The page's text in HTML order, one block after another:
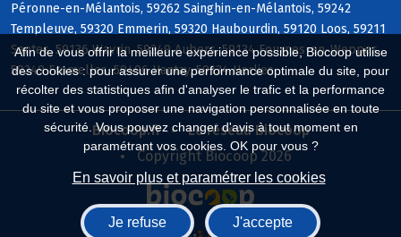
Afin de vous offrir la meilleure expérience possible, Biocoop utilise
des cookies : pour assurer une performance optimale du site, pour
récolter des statistiques afin d'analyser le trafic et la performance
du site et vous proposer une navigation personnalisée en toute
sécurité. Vous pouvez changer d'avis à tout moment en
paramétrant vos cookies. OK pour vous ?
En savoir plus et paramétrer les cookies
Je refuse J'accepte
Péronne-en-Mélantois, 59262 Sainghin-en-Mélantois, 59242
Templeuve, 59320 Emmerin, 59320 Haubourdin, 59120 Loos, 59211
Santes, 59136 Wavrin, 59249 Aubers, 59134 Fournes-en-Weppes,
59249 Fromelles, 59496 Hantay, 59134 Herlies
Biocoop.fr
Le réseau Biocoop
Copyright Biocoop 2026